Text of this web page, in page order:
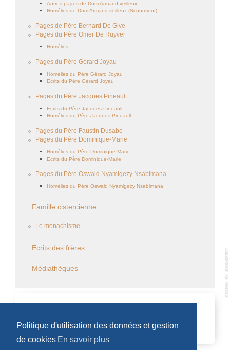
Politique d'utilisation des données et gestion
de cookies En savoir plus
Autres pages de Dom Armand veilleux
Homélies de Dom Armand veilleux (Scourmont)
Pages de Père Bernard De Give
Pages du Père Omer De Ruyver
Homélies
Pages du Père Gérard Joyau
Homélies du Père Gérard Joyau
Ecrits du Père Gérard Joyau
Pages du Père Jacques Pineault
Ecrits du Père Jacques Pineault
Homélies du Père Jacques Pineault
Pages du Père Faustin Dusabe
Pages du Père Dominique-Marie
Homélies du Père Dominique-Marie
Ecrits du Père Dominique-Marie
Pages du Père Oswald Nyamigezy Nsabimana
Homélies du Père Oswald Nyamigezy Nsabimana
Famille cistercienne
Le monachisme
Ecrits des frères
Médiathèques
Aucun évènement